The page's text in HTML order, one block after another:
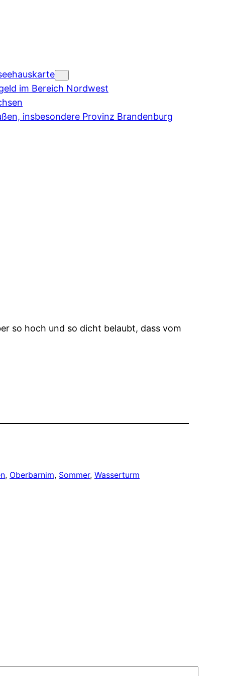
im Bereich Nordwest
insbesondere Provinz Brandenburg
so hoch und so dicht belaubt, dass vom
, Oberbarnim, Sommer, Wasserturm